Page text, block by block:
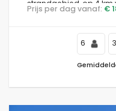
strandgebied, op 4 km
km van Moraira.
Prijs per dag vanaf: €
6 3